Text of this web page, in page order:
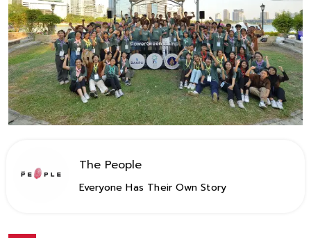
The People
Everyone Has Their Own Story